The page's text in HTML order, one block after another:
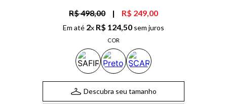
R$ 498,00 | R$ 249,00
Em até 2x R$ 124,50 sem juros
COR
Descubra seu tamanho